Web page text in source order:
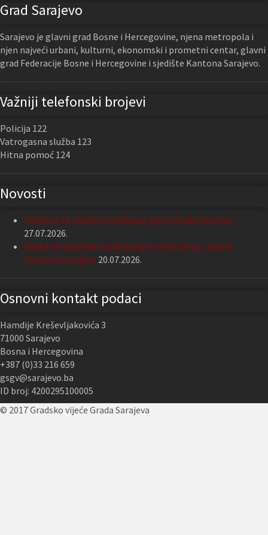
Grad Sarajevo
Sarajevo je glavni grad Bosne i Hercegovine, njena metropola i
njen najveći urbani, kulturni, ekonomski i prometni centar, glavni
grad Federacije Bosne i Hercegovine i sjedište Kantona Sarajevo.
Važniji telefonski brojevi
Policija 122
Vatrogasna služba 123
Hitna pomoć 124
Novosti
Održana 13. sjednica Gradskog vijeća Grada Sarajeva
27.07.2026.
Nastavak podrške Grada Sarajeva Udruženju slijepih
Kantona Sarajevo 20.07.2026.
Osnovni kontakt podaci
Hamdije Kreševljakovića 3
71000 Sarajevo
Bosna i Hercegovina
+387 (0)33 216 659
gsgv@sarajevo.ba
ID broj: 4200295100005
© 2017 Gradsko vijeće Grada Sarajeva